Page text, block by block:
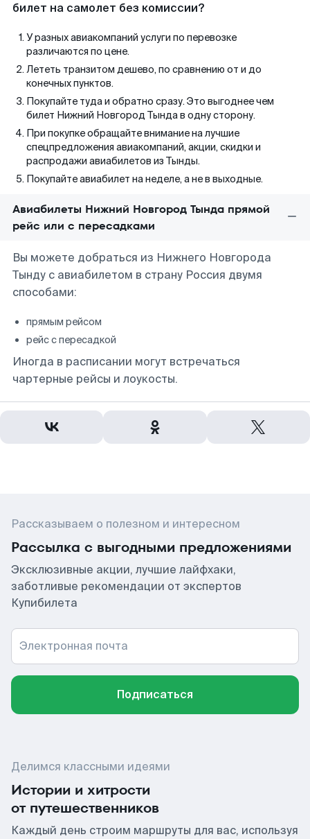
билет на самолет без комиссии?
У разных авиакомпаний услуги по перевозке
различаются по цене.
Лететь транзитом дешево, по сравнению от и до
конечных пунктов.
Покупайте туда и обратно сразу. Это выгоднее чем
билет Нижний Новгород Тында в одну сторону.
При покупке обращайте внимание на лучшие
спецпредложения авиакомпаний, акции, скидки и
распродажи авиабилетов из Тынды.
Покупайте авиабилет на неделе, а не в выходные.
Авиабилеты Нижний Новгород Тында прямой
рейс или с пересадками
Вы можете добраться из Нижнего Новгорода
Тынду с авиабилетом в страну Россия двумя
способами:
прямым рейсом
рейс с пересадкой
Иногда в расписании могут встречаться
чартерные рейсы и лоукосты.
Рассказываем о полезном и интересном
Рассылка с выгодными предложениями
Эксклюзивные акции, лучшие лайфхаки,
заботливые рекомендации от экспертов
Купибилета
Электронная почта
Подписаться
Делимся классными идеями
Истории и хитрости
от путешественников
Каждый день строим маршруты для вас, используя